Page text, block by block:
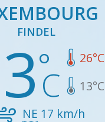
FINDEL
26°C
13°C
NE 17 km/h